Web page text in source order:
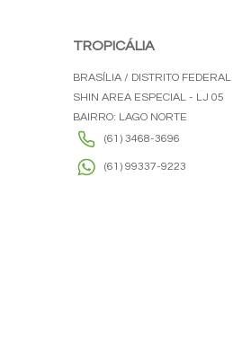
TROPICÁLIA
BRASÍLIA / DISTRITO FEDERAL
SHIN AREA ESPECIAL - LJ 05
BAIRRO: LAGO NORTE
(61) 3468-3696
(61) 99337-9223